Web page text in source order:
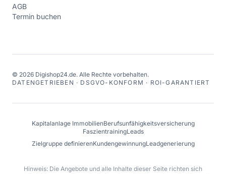
AGB
Termin buchen
© 2026 Digishop24.de. Alle Rechte vorbehalten.
DATENGETRIEBEN · DSGVO-KONFORM · ROI-GARANTIERT
Kapitalanlage ImmobilienBerufsunfähigkeitsversicherung
FaszientrainingLeads
Zielgruppe definierenKundengewinnungLeadgenerierung
Hinweis: Die Angebote und alle Inhalte dieser Seite richten sich